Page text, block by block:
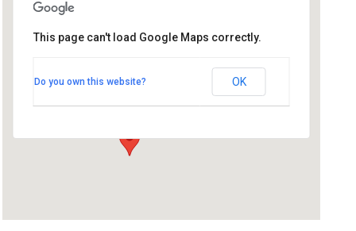
Hallituskatu 1 - Oulu
This page can't load Google Maps correctly.
Do you own this website? OK